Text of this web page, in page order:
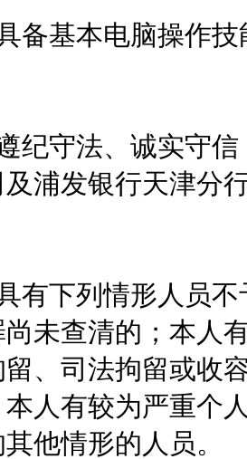
基本电脑操作技
守法、诚实守信
及浦发银行天津分
下列情形人员不
未查清的；本人
、司法拘留或收
人有较为严重个
他情形的人员。